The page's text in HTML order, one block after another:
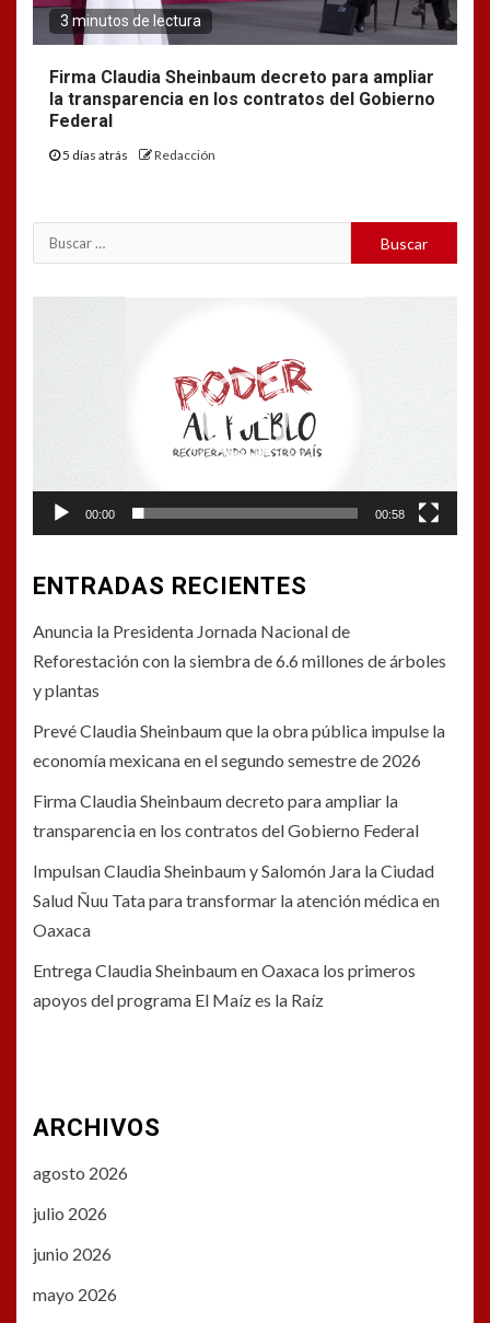
3 minutos de lectura
Firma Claudia Sheinbaum decreto para ampliar
la transparencia en los contratos del Gobierno
Federal
5 días atrás Redacción
Buscar:
00:00 00:58
ENTRADAS RECIENTES
Anuncia la Presidenta Jornada Nacional de
Reforestación con la siembra de 6.6 millones de árboles
y plantas
Prevé Claudia Sheinbaum que la obra pública impulse la
economía mexicana en el segundo semestre de 2026
Firma Claudia Sheinbaum decreto para ampliar la
transparencia en los contratos del Gobierno Federal
Impulsan Claudia Sheinbaum y Salomón Jara la Ciudad
Salud Ñuu Tata para transformar la atención médica en
Oaxaca
Entrega Claudia Sheinbaum en Oaxaca los primeros
apoyos del programa El Maíz es la Raíz
ARCHIVOS
agosto 2026
julio 2026
junio 2026
mayo 2026